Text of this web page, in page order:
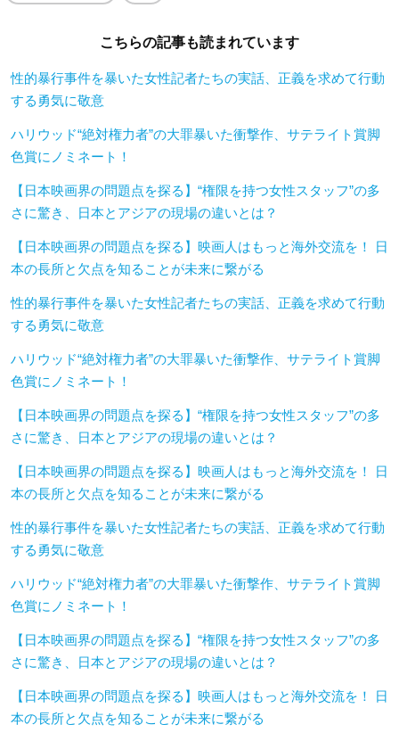
こちらの記事も読まれています
性的暴行事件を暴いた女性記者たちの実話、正義を求めて行動
する勇気に敬意
ハリウッド“絶対権力者”の大罪暴いた衝撃作、サテライト賞脚
色賞にノミネート！
【日本映画界の問題点を探る】“権限を持つ女性スタッフ”の多
さに驚き、日本とアジアの現場の違いとは？
【日本映画界の問題点を探る】映画人はもっと海外交流を！ 日
本の長所と欠点を知ることが未来に繋がる
性的暴行事件を暴いた女性記者たちの実話、正義を求めて行動
する勇気に敬意
ハリウッド“絶対権力者”の大罪暴いた衝撃作、サテライト賞脚
色賞にノミネート！
【日本映画界の問題点を探る】“権限を持つ女性スタッフ”の多
さに驚き、日本とアジアの現場の違いとは？
【日本映画界の問題点を探る】映画人はもっと海外交流を！ 日
本の長所と欠点を知ることが未来に繋がる
性的暴行事件を暴いた女性記者たちの実話、正義を求めて行動
する勇気に敬意
ハリウッド“絶対権力者”の大罪暴いた衝撃作、サテライト賞脚
色賞にノミネート！
【日本映画界の問題点を探る】“権限を持つ女性スタッフ”の多
さに驚き、日本とアジアの現場の違いとは？
【日本映画界の問題点を探る】映画人はもっと海外交流を！ 日
本の長所と欠点を知ることが未来に繋がる